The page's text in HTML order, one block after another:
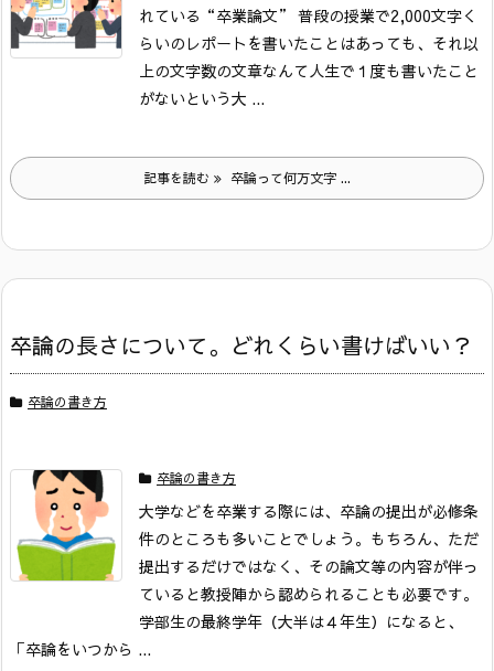
れている“卒業論文” 普段の授業で2,000文字く
らいのレポートを書いたことはあっても、それ以
上の文字数の文章なんて人生で１度も書いたこと
がないという大 ...
記事を読む 卒論って何万文字 ...
卒論の長さについて。どれくらい書けばいい？
卒論の書き方
卒論の書き方
大学などを卒業する際には、卒論の提出が必修条
件のところも多いことでしょう。もちろん、ただ
提出するだけではなく、その論文等の内容が伴っ
ていると教授陣から認められることも必要です。
学部生の最終学年（大半は４年生）になると、
「卒論をいつから ...